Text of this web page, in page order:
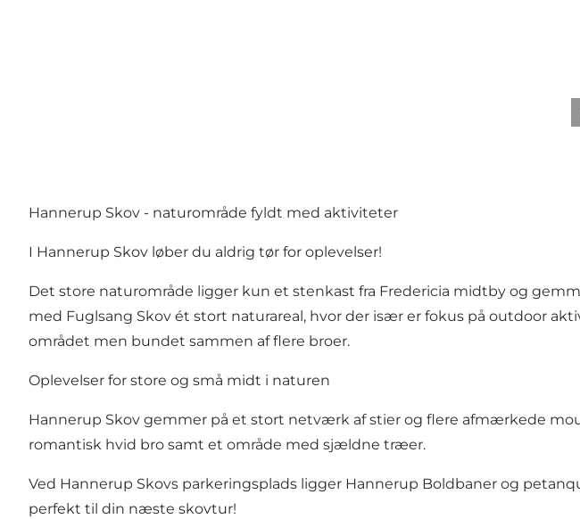
Hannerup Skov - naturområde fyldt med aktiviteter
I Hannerup Skov løber du aldrig tør for oplevelser!
Det store naturområde ligger kun et stenkast fra Fredericia midtby og
med Fuglsang Skov ét stort naturareal, hvor der især er fokus på outdoor
området men bundet sammen af flere broer.
Oplevelser for store og små midt i naturen
Hannerup Skov gemmer på et stort netværk af stier og flere afmærkede
romantisk hvid bro samt et område med sjældne træer.
Ved Hannerup Skovs parkeringsplads ligger Hannerup Boldbaner og
perfekt til din næste skovtur!